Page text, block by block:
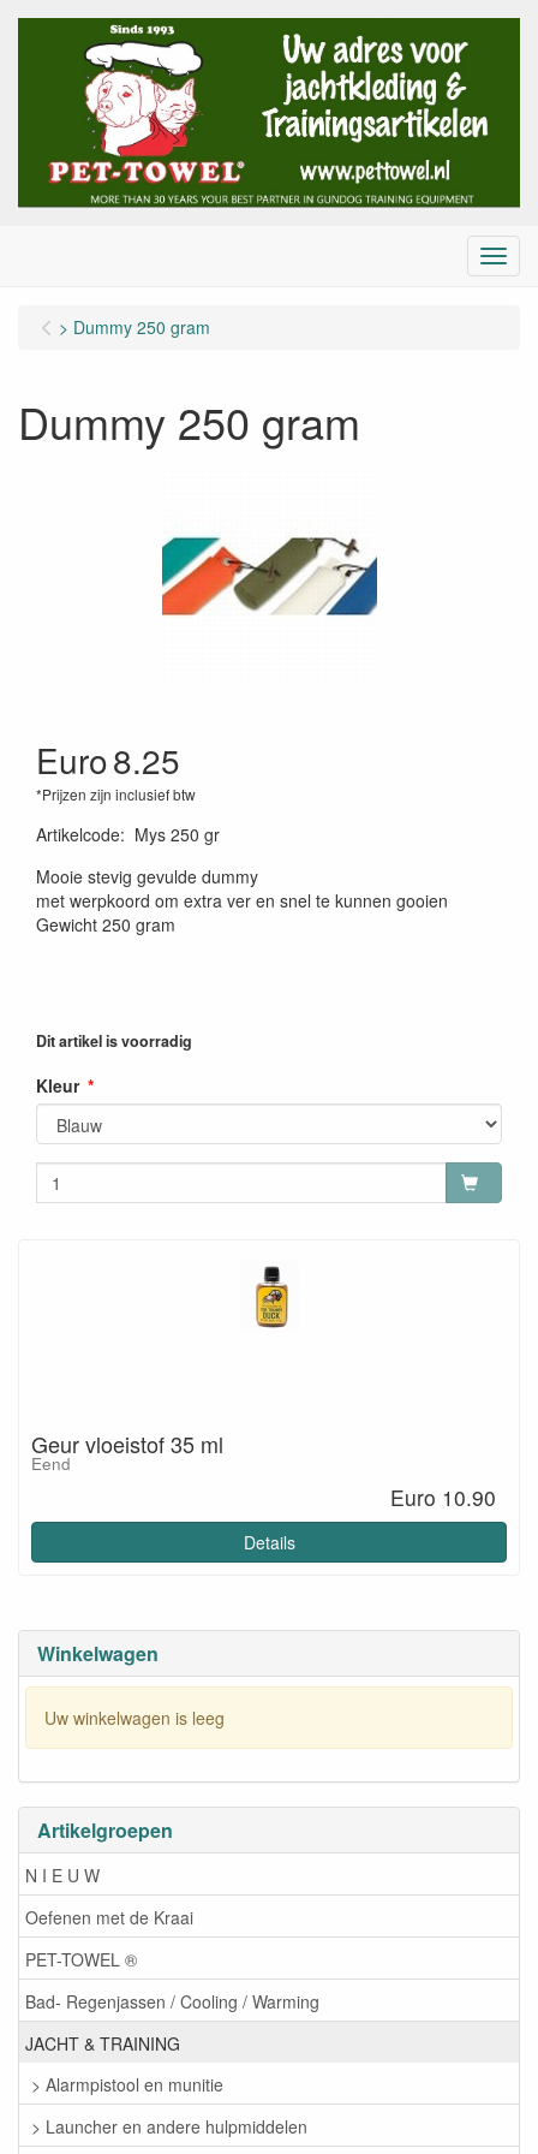
Menu
Winkelwagen
Uw winkelwagen is leeg
Artikelgroepen
N I E U W
Oefenen met de Kraai
PET-TOWEL ®
Bad- Regenjassen / Cooling / Warming
JACHT & TRAINING
> Alarmpistool en munitie
> Launcher en andere hulpmiddelen
> Dummy 250 gram
Dummy 250 gram
Euro8.25
*Prijzen zijn inclusief btw
Artikelcode: Mys 250 gr
Mooie stevig gevulde dummy
met werpkoord om extra ver en snel te kunnen gooien
Gewicht 250 gram
Dit artikel is voorradig
Kleur
Geur vloeistof 35 ml
Eend
Euro 10.90
Details